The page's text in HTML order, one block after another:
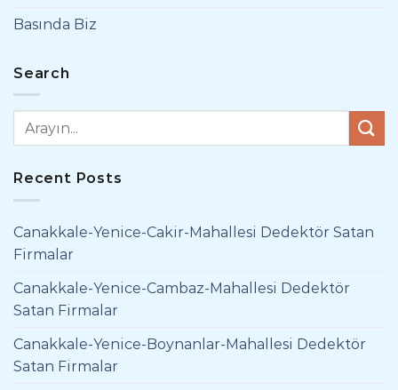
Basında Biz
Search
Recent Posts
Canakkale-Yenice-Cakir-Mahallesi Dedektör Satan
Firmalar
Canakkale-Yenice-Cambaz-Mahallesi Dedektör
Satan Firmalar
Canakkale-Yenice-Boynanlar-Mahallesi Dedektör
Satan Firmalar